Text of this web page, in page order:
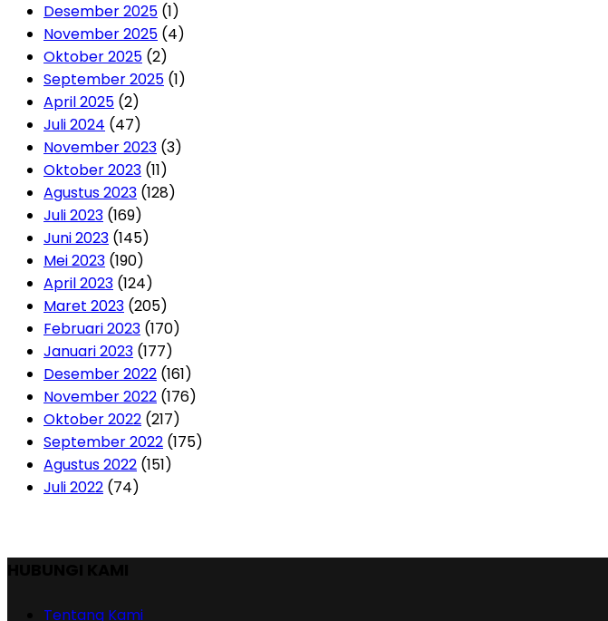
Desember 2025 (1)
November 2025 (4)
Oktober 2025 (2)
September 2025 (1)
April 2025 (2)
Juli 2024 (47)
November 2023 (3)
Oktober 2023 (11)
Agustus 2023 (128)
Juli 2023 (169)
Juni 2023 (145)
Mei 2023 (190)
April 2023 (124)
Maret 2023 (205)
Februari 2023 (170)
Januari 2023 (177)
Desember 2022 (161)
November 2022 (176)
Oktober 2022 (217)
September 2022 (175)
Agustus 2022 (151)
Juli 2022 (74)
Tentang Kami